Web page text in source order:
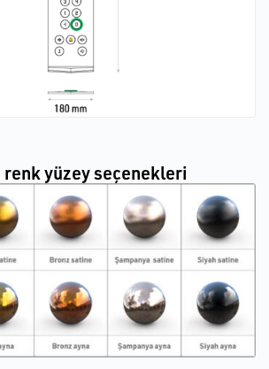
renk yüzey seçenekleri